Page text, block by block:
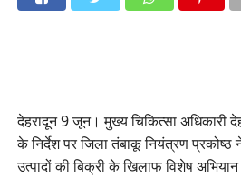
देहरादून 9 जून। मुख्य चिकित्सा अधिकारी
के निर्देश पर जिला तंबाकू नियंत्रण प्रकोष्ठ
उत्पादों की बिक्री के खिलाफ विशेष